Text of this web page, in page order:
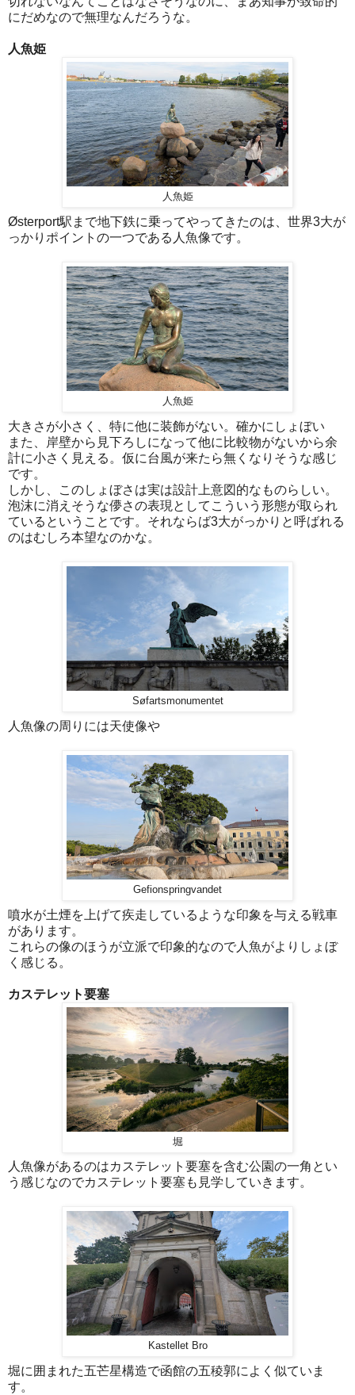
にだめなので無理なんだろうな。
人魚姫
人魚姫
Østerport駅まで地下鉄に乗ってやってきたのは、世界3大が
っかりポイントの一つである人魚像です。
人魚姫
大きさが小さく、特に他に装飾がない。確かにしょぼい
また、岸壁から見下ろしになって他に比較物がないから余
計に小さく見える。仮に台風が来たら無くなりそうな感じ
です。
しかし、このしょぼさは実は設計上意図的なものらしい。
泡沫に消えそうな儚さの表現としてこういう形態が取られ
ているということです。それならば3大がっかりと呼ばれる
のはむしろ本望なのかな。
Søfartsmonumentet
人魚像の周りには天使像や
Gefionspringvandet
噴水が土煙を上げて疾走しているような印象を与える戦車
があります。
これらの像のほうが立派で印象的なので人魚がよりしょぼ
く感じる。
カステレット要塞
堀
人魚像があるのはカステレット要塞を含む公園の一角とい
う感じなのでカステレット要塞も見学していきます。
Kastellet Bro
堀に囲まれた五芒星構造で函館の五稜郭によく似ていま
す。